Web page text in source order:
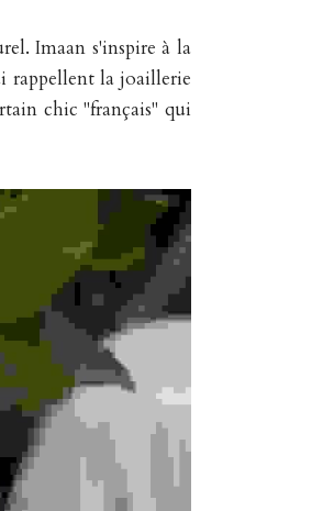
Imaan s'inspire à la
rappellent la joaillerie
chic "français" qui